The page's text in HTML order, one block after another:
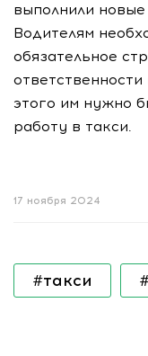
выполнили
Водителям
обязательное
этого им нужно
работу в такси.
17 ноября 2024
#такси